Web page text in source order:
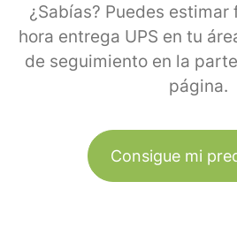
¿Sabías? Puedes
hora entrega UPS en tu
de seguimiento en la
página.
Consigue mi